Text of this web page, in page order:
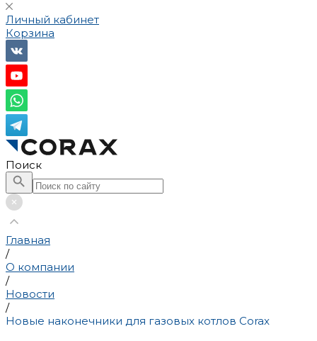
Личный кабинет
Корзина
Поиск
Главная
/
О компании
/
Новости
/
Новые наконечники для газовых котлов Corax